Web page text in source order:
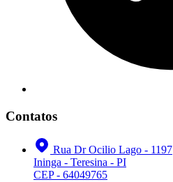
Contatos
Rua Dr Ocilio Lago - 1197
Ininga - Teresina - PI
CEP - 64049765